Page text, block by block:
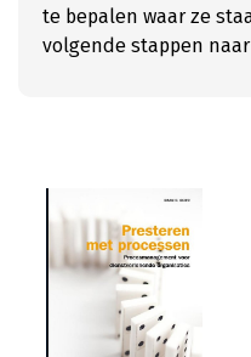
te bepalen waar ze
volgende stappen